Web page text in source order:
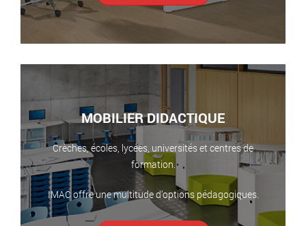
MOBILIER DIDACTIQUE
Crèches, écoles, lycées, universités et centres de
formation.
IMAC offre une multitude d’options pédagogiques.